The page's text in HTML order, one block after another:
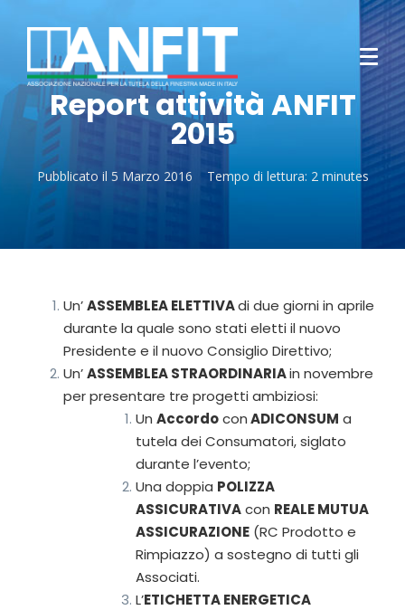
Report attività ANFIT
2015
Pubblicato il 5 Marzo 2016 Tempo di lettura: 2 minutes
Un’ASSEMBLEA ELETTIVAdi due giorni in aprile
durante la quale sono stati eletti il nuovo
Presidente e il nuovo Consiglio Direttivo;
Un’ASSEMBLEA STRAORDINARIAin novembre
per presentare tre progetti ambiziosi:
Un AccordoconADICONSUM a
tutela dei Consumatori, siglato
durante l’evento;
Una doppia POLIZZA
ASSICURATIVAcon REALE MUTUA
ASSICURAZIONE (RC Prodotto e
Rimpiazzo) a sostegno di tutti gli
Associati.
L’ETICHETTA ENERGETICA